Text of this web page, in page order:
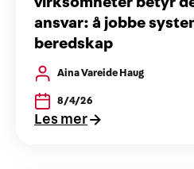
ansvar: å jobbe
beredskap
Aina Vareide Haug
8/4/26
Les mer